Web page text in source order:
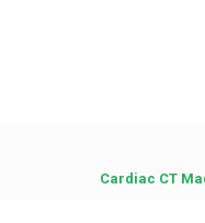
Cardiac CT